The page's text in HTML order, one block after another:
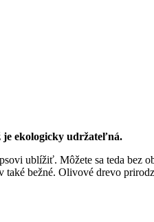
je ekologicky udržateľná.
ublížiť. Môžete sa teda bez
bežné. Olivové drevo